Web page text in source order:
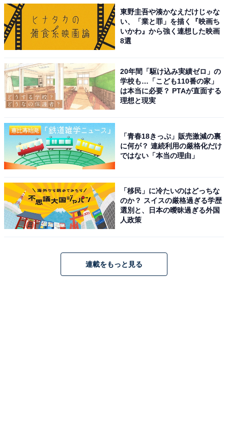
東野圭吾や湊かなえだけじゃな
い、「業と罪」を描く『映画ち
いかわ』から強く連想した映画
8選
20年間「駆け込み実績ゼロ」の
学校も…「こども110番の家」
は本当に必要？ PTAが直面する
理想と現実
「青春18きっぷ」販売激減の裏
に何が？ 連続利用の厳格化だけ
ではない「本当の理由」
「移民」に冷たいのはどっちな
のか？ スイスの厳格過ぎる学歴
選別と、日本の曖昧過ぎる外国
人政策
連載をもっと見る